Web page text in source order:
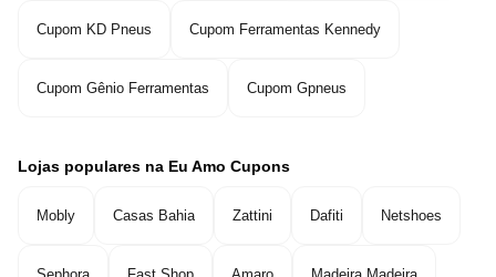
Cupom KD Pneus Cupom Ferramentas Kennedy
Cupom Gênio Ferramentas Cupom Gpneus
Lojas populares na Eu Amo Cupons
Mobly Casas Bahia Zattini Dafiti Netshoes